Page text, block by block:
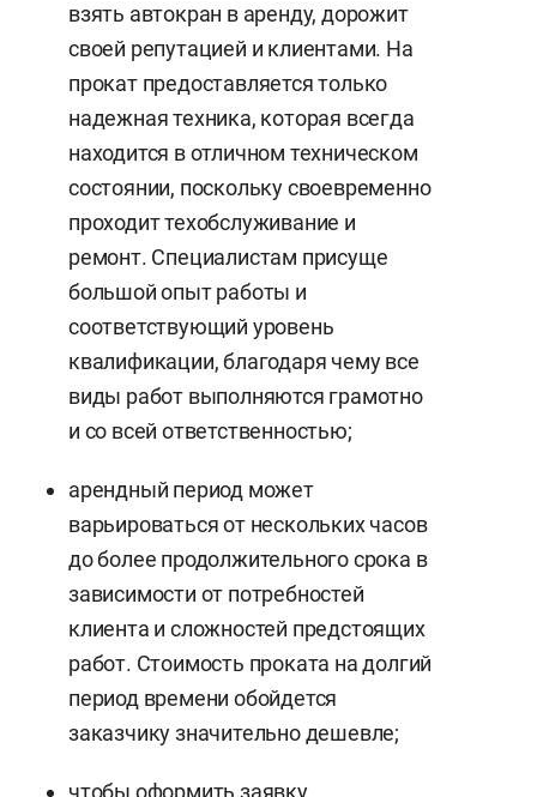
взять автокран в аренду, дорожит
своей репутацией и клиентами. На
прокат предоставляется только
надежная техника, которая всегда
находится в отличном техническом
состоянии, поскольку своевременно
проходит техобслуживание и
ремонт. Специалистам присуще
большой опыт работы и
соответствующий уровень
квалификации, благодаря чему все
виды работ выполняются грамотно
и со всей ответственностью;
арендный период может
варьироваться от нескольких часов
до более продолжительного срока в
зависимости от потребностей
клиента и сложностей предстоящих
работ. Стоимость проката на долгий
период времени обойдется
заказчику значительно дешевле;
чтобы оформить заявку,